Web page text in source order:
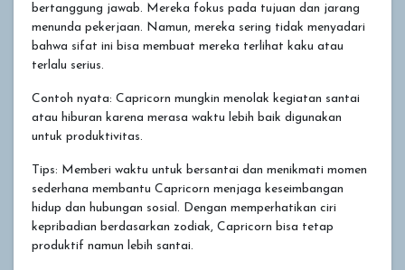
bertanggung jawab. Mereka fokus pada tujuan dan jarang
menunda pekerjaan. Namun, mereka sering tidak menyadari
bahwa sifat ini bisa membuat mereka terlihat kaku atau
terlalu serius.
Contoh nyata: Capricorn mungkin menolak kegiatan santai
atau hiburan karena merasa waktu lebih baik digunakan
untuk produktivitas.
Tips: Memberi waktu untuk bersantai dan menikmati momen
sederhana membantu Capricorn menjaga keseimbangan
hidup dan hubungan sosial. Dengan memperhatikan ciri
kepribadian berdasarkan zodiak, Capricorn bisa tetap
produktif namun lebih santai.